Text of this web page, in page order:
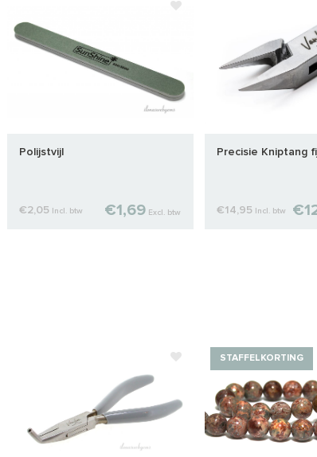
Polijstvijl
€2,05 Incl. btw €1,69 Excl. btw
Precisie Kniptang
€14,95 Incl. btw
STAFFELKORTING